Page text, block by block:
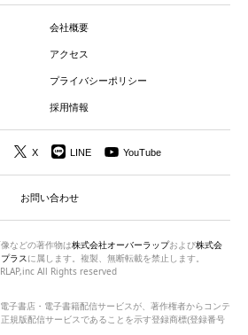
会社概要
アクセス
プライバシーポリシー
採用情報
X LINE YouTube
お問い合わせ
などの著作物は株式会社オーバーラップおよび株式会
ラス に属します。複製、無断転載を禁止します。
All Rights reserved
子書店・電子書籍配信サービスが、著作権者からコンテ
規版配信サービスであることを示す登録商標(登録番号